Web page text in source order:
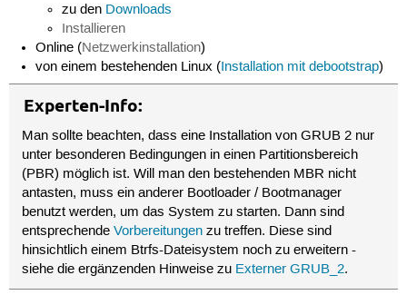
zu den Downloads
Installieren
Online (Netzwerkinstallation)
von einem bestehenden Linux (Installation mit debootstrap)
Experten-Info:
Man sollte beachten, dass eine Installation von GRUB 2 nur
unter besonderen Bedingungen in einen Partitionsbereich
(PBR) möglich ist. Will man den bestehenden MBR nicht
antasten, muss ein anderer Bootloader / Bootmanager
benutzt werden, um das System zu starten. Dann sind
entsprechendeVorbereitungen zu treffen. Diese sind
hinsichtlich einem Btrfs-Dateisystem noch zu erweitern -
siehe die ergänzenden Hinweise zu Externer GRUB_2.